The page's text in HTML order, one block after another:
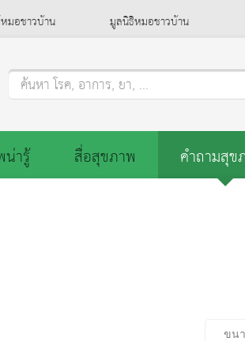
มอชาวบ้าน มูลนิธิหมอชาวบ้าน
ค้นหา โรค, อาการ, ยา, ...
ารู้ สื่อสุขภาพ
คำถามสุข
ขน